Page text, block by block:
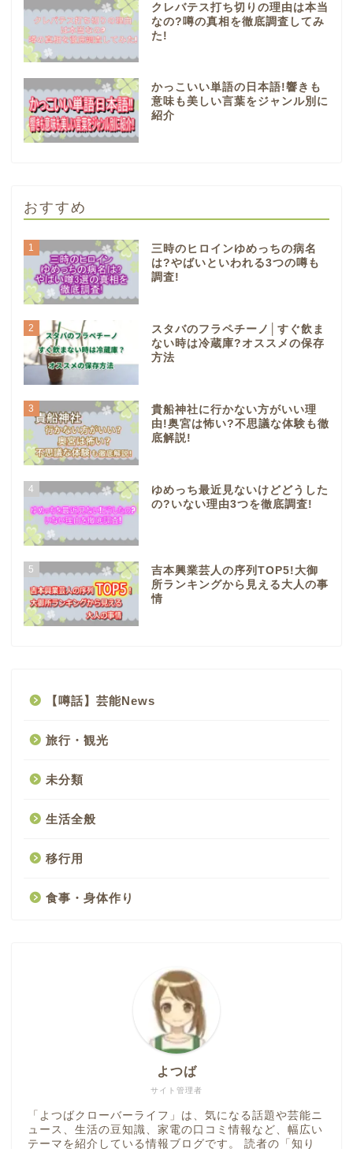
クレバテス打ち切りの理由は本当
なの?噂の真相を徹底調査してみ
た!
かっこいい単語の日本語!響きも
意味も美しい言葉をジャンル別に
紹介
おすすめ
1
三時のヒロインゆめっちの病名
は?やばいといわれる3つの噂も
調査!
2
スタバのフラペチーノ│すぐ飲ま
ない時は冷蔵庫?オススメの保存
方法
3
貴船神社に行かない方がいい理
由!奥宮は怖い?不思議な体験も徹
底解説!
4
ゆめっち最近見ないけどどうした
の?いない理由3つを徹底調査!
5
吉本興業芸人の序列TOP5!大御
所ランキングから見える大人の事
情
【噂話】芸能News
旅行・観光
未分類
生活全般
移行用
食事・身体作り
サイト管理者
よつば
「よつばクローバーライフ」は、気になる話題や芸能ニ
ュース、生活の豆知識、家電の口コミ情報など、幅広い
テーマを紹介している情報ブログです。 読者の「知り